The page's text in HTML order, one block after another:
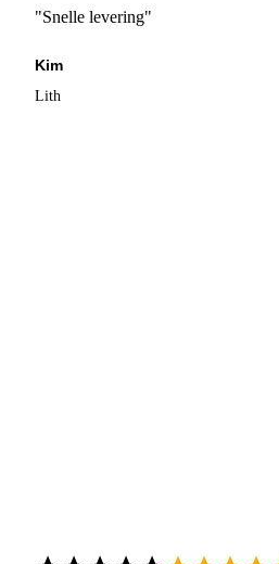
"Snelle levering"
Kim
Lith